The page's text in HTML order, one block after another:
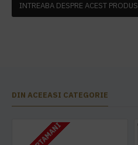
INTREABA DESPRE ACEST PRODUS
DIN ACEEASI CATEGORIE